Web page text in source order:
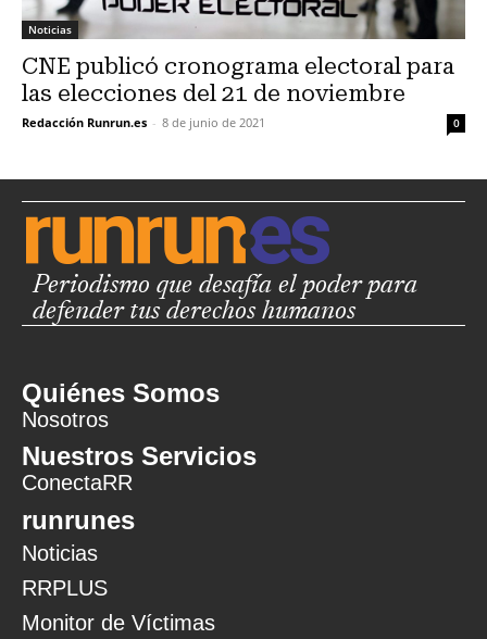
Noticias
CNE publicó cronograma electoral para
las elecciones del 21 de noviembre
Redacción Runrun.es - 8 de junio de 2021 0
Periodismo que desafía el poder para
defender tus derechos humanos
Quiénes Somos
Nosotros
Nuestros Servicios
ConectaRR
runrunes
Noticias
RRPLUS
Monitor de Víctimas